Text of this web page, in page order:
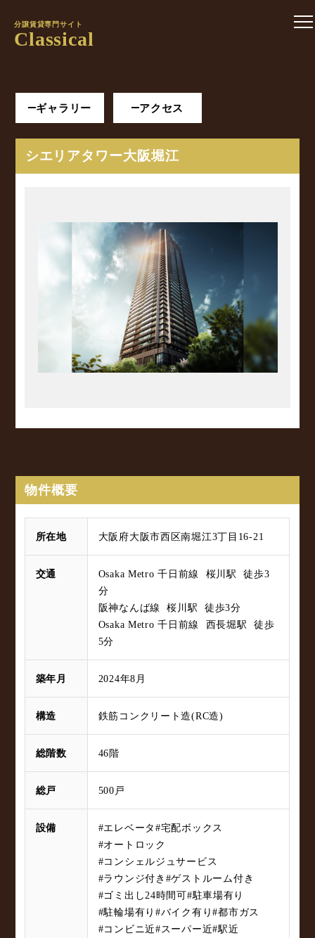
分譲賃貸専門サイト
Classical
ギャラリー アクセス
シエリアタワー大阪堀江
物件概要
所在地 大阪府大阪市西区南堀江3丁目16-21
交通
Osaka Metro 千日前線 桜川駅 徒歩3
分
阪神なんば線 桜川駅 徒歩3分
Osaka Metro 千日前線 西長堀駅 徒歩
5分
築年月 2024年8月
構造 鉄筋コンクリート造(RC造)
総階数 46階
総戸 500戸
設備 #エレベータ#宅配ボックス
#オートロック
#コンシェルジュサービス
#ラウンジ付き #ゲストルーム付き
#ゴミ出し24時間可#駐車場有り
#駐輪場有り#バイク有り#都市ガス
#コンビニ近#スーパー近#駅近